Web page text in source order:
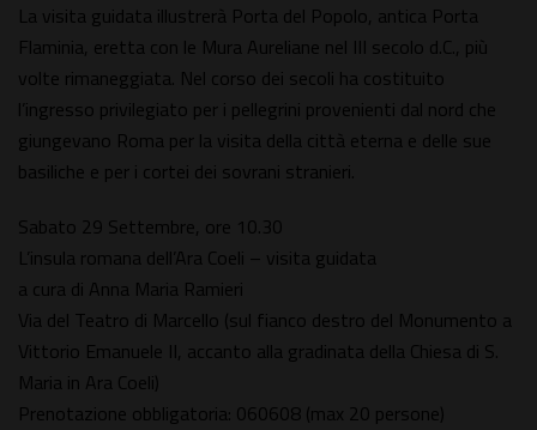
La visita guidata illustrerà Porta del Popolo, antica Porta
Flaminia, eretta con le Mura Aureliane nel III secolo d.C., più
volte rimaneggiata. Nel corso dei secoli ha costituito
l’ingresso privilegiato per i pellegrini provenienti dal nord che
giungevano Roma per la visita della città eterna e delle sue
basiliche e per i cortei dei sovrani stranieri.
Sabato 29 Settembre, ore 10.30
L’insula romana dell’Ara Coeli – visita guidata
a cura di Anna Maria Ramieri
Via del Teatro di Marcello (sul fianco destro del Monumento a
Vittorio Emanuele II, accanto alla gradinata della Chiesa di S.
Maria in Ara Coeli)
Prenotazione obbligatoria: 060608 (max 20 persone)